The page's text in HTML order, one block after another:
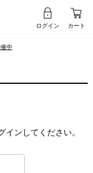
ログイン カート
中
インしてください。